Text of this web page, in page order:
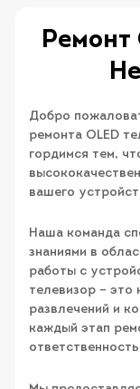
Ремонт
Добро
ремонта OLED
гордимся тем,
вашего
Наша команда
знаниями в
работы с
телевизор – это
развлечений и
каждый этап